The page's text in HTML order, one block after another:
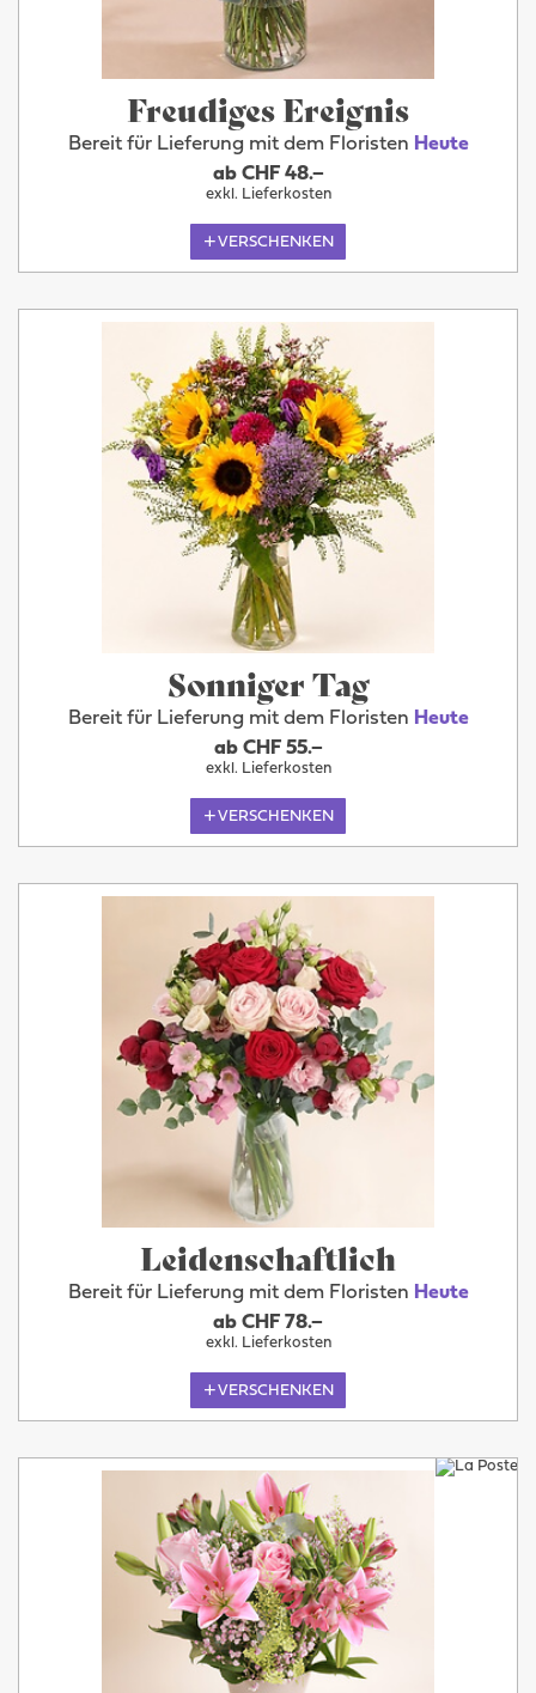
Freudiges Ereignis
Bereit für Lieferung mit dem Floristen Heute
ab CHF 48.–
exkl. Lieferkosten
VERSCHENKEN
Sonniger Tag
Bereit für Lieferung mit dem Floristen Heute
ab CHF 55.–
exkl. Lieferkosten
VERSCHENKEN
Leidenschaftlich
Bereit für Lieferung mit dem Floristen Heute
ab CHF 78.–
exkl. Lieferkosten
VERSCHENKEN